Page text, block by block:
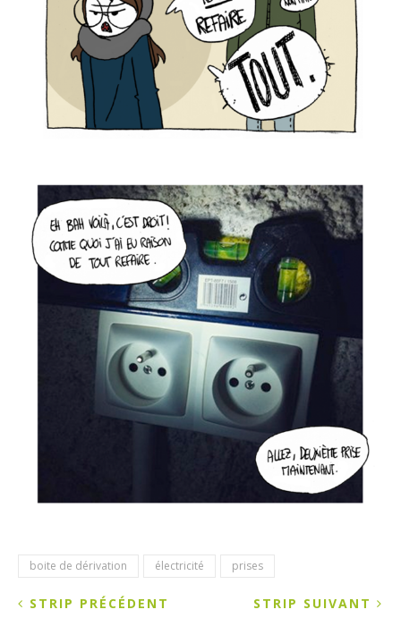
boite de dérivation électricité prises
STRIP SUIVANT
STRIP PRÉCÉDENT